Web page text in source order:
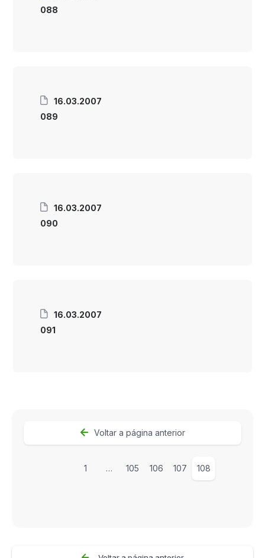
088
16.03.2007
089
16.03.2007
090
16.03.2007
091
Voltar a página anterior
1 … 105 106 107 108